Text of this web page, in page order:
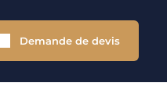
Demande de devis